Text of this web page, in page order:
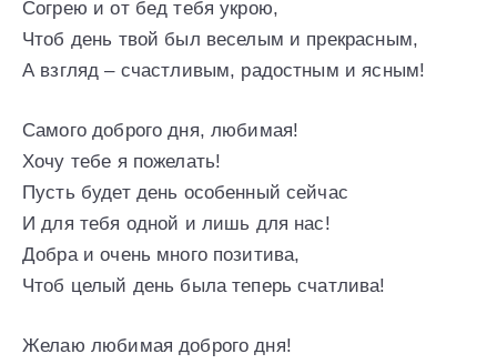
Согрею и от бед тебя укрою,
Чтоб день твой был веселым и прекрасным,
А взгляд – счастливым, радостным и ясным!
Самого доброго дня, любимая!
Хочу тебе я пожелать!
Пусть будет день особенный сейчас
И для тебя одной и лишь для нас!
Добра и очень много позитива,
Чтоб целый день была теперь счатлива!
Желаю любимая доброго дня!